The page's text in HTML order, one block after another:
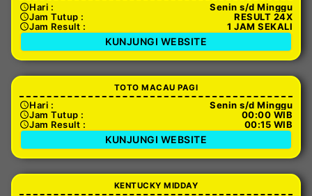
Hari :
Senin s/d Minggu
Jam Tutup :
RESULT 24X
Jam Result :
1 JAM SEKALI
KUNJUNGI WEBSITE
TOTO MACAU PAGI
Hari :
Senin s/d Minggu
Jam Tutup :
00:00 WIB
Jam Result :
00:15 WIB
KUNJUNGI WEBSITE
KENTUCKY MIDDAY